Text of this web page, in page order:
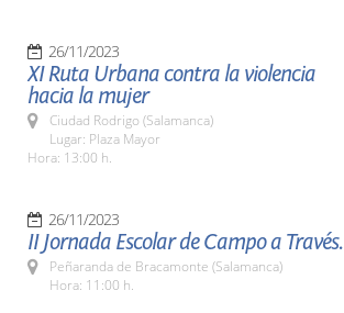
26/11/2023
XI Ruta Urbana contra la violencia
hacia la mujer
Ciudad Rodrigo (Salamanca)
Lugar: Plaza Mayor
Hora: 13:00 h.
26/11/2023
II Jornada Escolar de Campo a Través.
Peñaranda de Bracamonte (Salamanca)
Hora: 11:00 h.